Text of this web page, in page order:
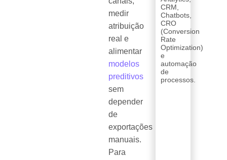
medir
atribuição
real e
alimentar
modelos
preditivos
sem
depender
de
exportações
manuais.
Para
CRM,
Chatbots,
CRO
(Conversion
Rate
Optimization)
e
automação
de
processos.